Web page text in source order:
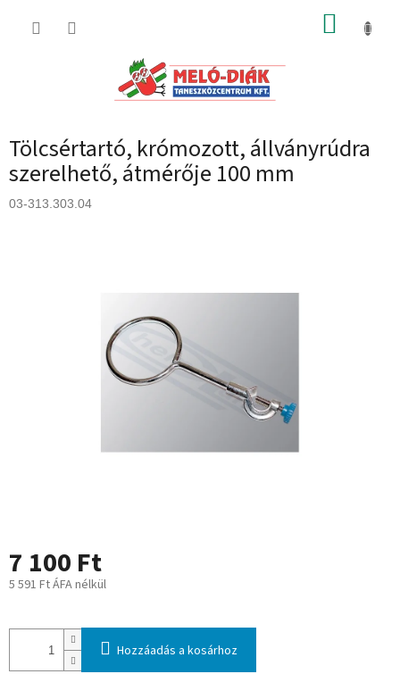
KOSÁR
Tölcsértartó, krómozott, állványrúdra
szerelhető, átmérője 100 mm
03-313.303.04
7 100 Ft
5 591 Ft ÁFA nélkül
Hozzáadás a kosárhoz